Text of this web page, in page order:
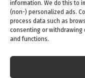
information. We do this to
(non-) personalized ads.
process data such as
consenting or withdrawing
and functions.
aparat care
timp foarte
SHARE 0